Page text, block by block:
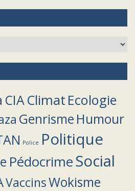
CIA Climat Ecologie
Genrisme Humour
Police Politique
PédocrimeSocial
VaccinsWokisme